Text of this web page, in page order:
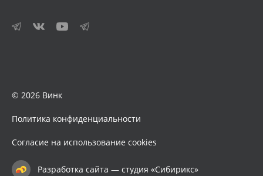
© 2026 Винк
Политика конфиденциальности
Согласие на использование cookies
Разработка сайта — студия «Сибирикс»